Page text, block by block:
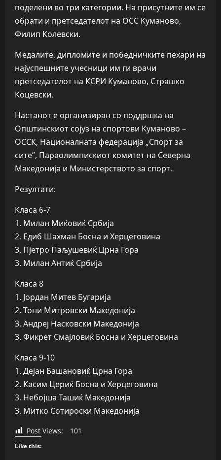
поделени во три категории. На присутните им се
обрати и претседателот на ОСС Куманово,
Филип Колевски.
Медалите, дипломите и победничките пехари на
најуспешните учесници им ги врачи
претседателот на КСРИ Куманово, Страшко
Коцевски.
Настанот е организиран со поддршка на
Општинскиот сојуз на спортови Куманово –
ОССК, Националната федерација „Спорт за
сите”, Параолимпискиот комитет на Северна
Македонија и Министерството за спорт.
Резултати:
Класа 6-7
1. Милан Миќовиќ Србија
2. Едиб Шахман Босна и Херцеговина
3. Пјетро Паљушевиќ Црна Гора
3. Милан Антиќ Србија
Класа 8
1. Јордан Митев Бугарија
2. Тони Митровски Македонија
3. Андреј Насковски Македонија
3. Фикрет Смајловиќ Босна и Херцеговина
Класа 9-10
1. Дејан Башановиќ Црна Гора
2. Касим Цериќ Босна и Херцеговина
3. Небојша Ташиќ Македонија
3. Митко Сотироски Македонија
Post Views: 101
Like this: